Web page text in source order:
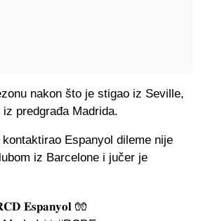
nakon što je stigao iz Seville,
predgrađa Madrida.
Espanyol dileme nije
iz Barcelone i jučer je
𝐄𝐬𝐩𝐚𝐧𝐲𝐨𝐥 🧤